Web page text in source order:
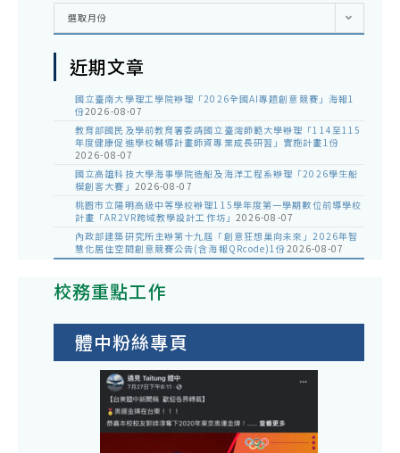
彙
選取月份
近期文章
國立臺南大學理工學院辦理「2026全國AI專題創意競賽」海報1
份2026-08-07
教育部國民及學前教育署委請國立臺灣師範大學辦理「114至115
年度健康促進學校輔導計畫師資專業成長研習」實施計畫1份
2026-08-07
國立高雄科技大學海事學院造船及海洋工程系辦理「2026學生船
模創客大賽」 2026-08-07
桃園市立陽明高級中等學校辦理115學年度第一學期數位前導學校
計畫「AR2VR跨域教學設計工作坊」 2026-08-07
內政部建築研究所主辦第十九屆「創意狂想巢向未來」2026年智
慧化居住空間創意競賽公告(含海報QRcode)1份2026-08-07
校務重點工作
體中粉絲專頁